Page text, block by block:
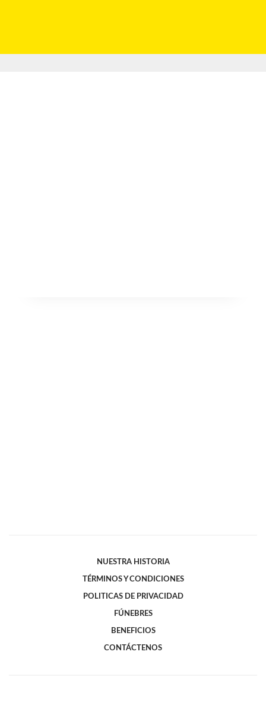
NUESTRA HISTORIA
TÉRMINOS Y CONDICIONES
POLITICAS DE PRIVACIDAD
FÚNEBRES
BENEFICIOS
CONTÁCTENOS